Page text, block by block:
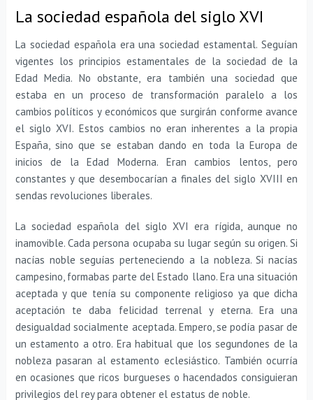
La sociedad española del siglo XVI
La sociedad española era una sociedad estamental. Seguían
vigentes los principios estamentales de la sociedad de la
Edad Media. No obstante, era también una sociedad que
estaba en un proceso de transformación paralelo a los
cambios políticos y económicos que surgirán conforme avance
el siglo XVI. Estos cambios no eran inherentes a la propia
España, sino que se estaban dando en toda la Europa de
inicios de la Edad Moderna. Eran cambios lentos, pero
constantes y que desembocarían a finales del siglo XVIII en
sendas revoluciones liberales.
La sociedad española del siglo XVI era rígida, aunque no
inamovible. Cada persona ocupaba su lugar según su origen. Si
nacías noble seguías perteneciendo a la nobleza. Si nacías
campesino, formabas parte del Estado llano. Era una situación
aceptada y que tenía su componente religioso ya que dicha
aceptación te daba felicidad terrenal y eterna. Era una
desigualdad socialmente aceptada. Empero, se podía pasar de
un estamento a otro. Era habitual que los segundones de la
nobleza pasaran al estamento eclesiástico. También ocurría
en ocasiones que ricos burgueses o hacendados consiguieran
privilegios del rey para obtener el estatus de noble.